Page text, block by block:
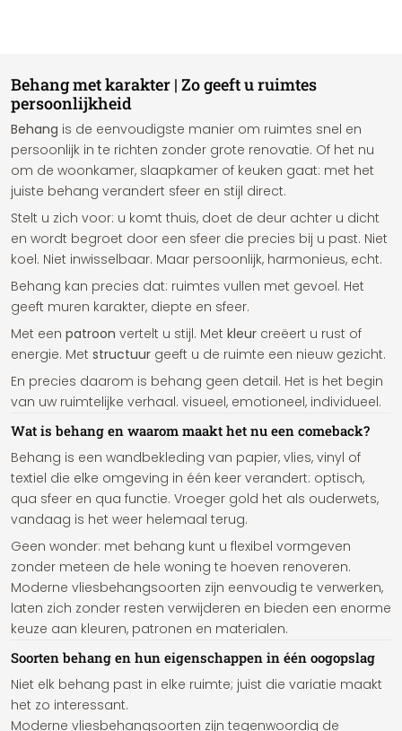
Behang met karakter | Zo geeft u ruimtes
persoonlijkheid
Behang is de eenvoudigste manier om ruimtes snel en
persoonlijk in te richten zonder grote renovatie. Of het nu
om de woonkamer, slaapkamer of keuken gaat: met het
juiste behang verandert sfeer en stijl direct.
Stelt u zich voor: u komt thuis, doet de deur achter u dicht
en wordt begroet door een sfeer die precies bij u past. Niet
koel. Niet inwisselbaar. Maar persoonlijk, harmonieus, echt.
Behang kan precies dat: ruimtes vullen met gevoel. Het
geeft muren karakter, diepte en sfeer.
Met een patroon vertelt u stijl. Met kleur creëert u rust of
energie. Met structuur geeft u de ruimte een nieuw gezicht.
En precies daarom is behang geen detail. Het is het begin
van uw ruimtelijke verhaal. visueel, emotioneel, individueel.
Wat is behang en waarom maakt het nu een comeback?
Behang is een wandbekleding van papier, vlies, vinyl of
textiel die elke omgeving in één keer verandert: optisch,
qua sfeer en qua functie. Vroeger gold het als ouderwets,
vandaag is het weer helemaal terug.
Geen wonder: met behang kunt u flexibel vormgeven
zonder meteen de hele woning te hoeven renoveren.
Moderne vliesbehangsoorten zijn eenvoudig te verwerken,
laten zich zonder resten verwijderen en bieden een enorme
keuze aan kleuren, patronen en materialen.
Soorten behang en hun eigenschappen in één oogopslag
Niet elk behang past in elke ruimte; juist die variatie maakt
het zo interessant.
Moderne vliesbehangsoorten zijn tegenwoordig de